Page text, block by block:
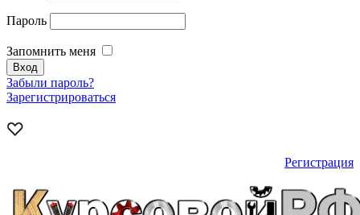
Пароль
Запомнить меня
Забыли пароль?
Зарегистрироваться
Регистрация